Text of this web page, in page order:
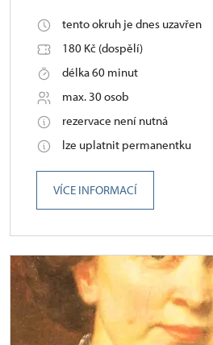
tento okruh je dnes uzavřen
180 Kč (dospělí)
délka 60 minut
max. 30 osob
rezervace není nutná
lze uplatnit permanentku
VÍCE INFORMACÍ